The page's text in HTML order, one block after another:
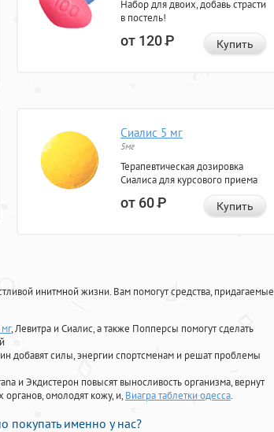
Набор для двоих, добавь страсти
в постель!
от 120Р Купить
Сиалис 5 мг
5мг
Терапевтическая дозировка
Сиалиса для курсового приема
от 60Р Купить
инитмной жизни. Вам помогут средства, придагаемые
, Левитра и Сиалис, а также Попперсы помогут сделать
добавят силы, энергии спортсменам и решат проблемы
и Экдистерон повысят выносливость организма, вернут
органов, омолодят кожу, и, Виагра таблетки одесса.
именно у нас?